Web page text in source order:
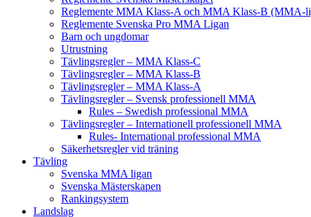
Reglemente MMA Klass-A och MMA Klass-B (MMA-
Reglemente Svenska Pro MMA Ligan
Barn och ungdomar
Utrustning
Tävlingsregler – MMA Klass-C
Tävlingsregler – MMA Klass-B
Tävlingsregler – MMA Klass-A
Tävlingsregler – Svensk professionell MMA
Rules – Swedish professional MMA
Tävlingsregler – Internationell professionell MMA
Rules- International professional MMA
Säkerhetsregler vid träning
Tävling
Svenska MMA ligan
Svenska Mästerskapen
Rankingsystem
Landslag